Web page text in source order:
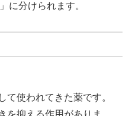
に分けられます。
て使われてきた薬です。